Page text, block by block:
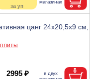
цанг 24х20,5х9 см,
2995 ₽